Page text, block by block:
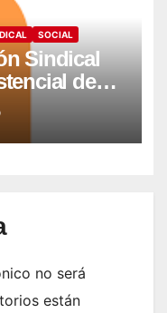
SOCIAL
Sindical
de
Summa
no será
están